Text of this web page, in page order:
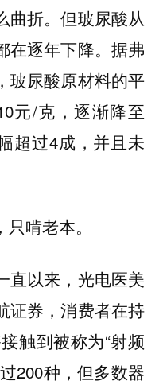
曲折。但玻尿酸从
在逐年下降。据弗
玻尿酸原材料的平
元/克，逐渐降至
超过4成，并且未
啃老本。
直以来，光电医美
证券，消费者在持
触到被称为“射频
200种，但多数器